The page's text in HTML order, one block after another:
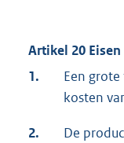
Artikel 20
1.
Een
kosten
2.
De